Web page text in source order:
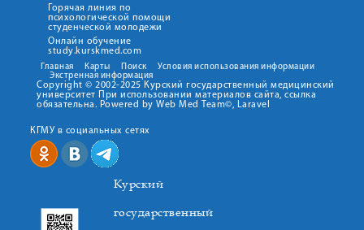
Горячая линия по
психологической помощи
студенческой молодежи
Онлайн обучение
study.kurskmed.com
Главная Карты Поиск
Условия использования информации
Экстренная информация
Copyright © 2002-2025 Курский государственный медицинский
университет При использовании материалов сайта, ссылка
обязательна. Powered by Web Med Team©, Laravel
КГМУ в социальных сетях
Курский
государственный